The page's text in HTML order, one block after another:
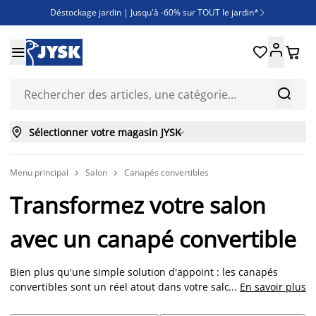
Déstockage jardin | Jusqu'à -60% sur TOUT le jardin* 
Jusqu'à -50% sur une sélection literie
Découvrez les nouveautés de la collection


 
 Sélectionner votre magasin JYSK
Menu principal  Salon  Canapés convertibles
Transformez votre salon
avec un canapé convertible
Bien plus qu'une simple solution d'appoint : les canapés
convertibles sont un réel atout dans votre salon, alliant
... En savoir plus